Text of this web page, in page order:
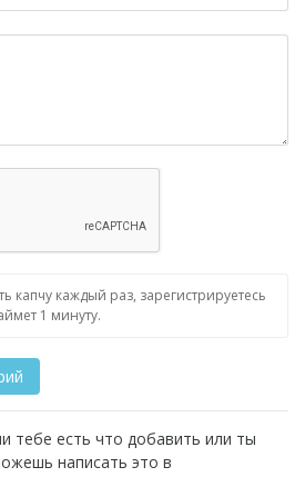
капчу каждый раз, зарегистрируетесь
1 минуту.
тебе есть что добавить или ты
написать это в